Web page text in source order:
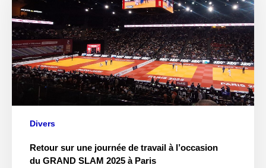
Divers
Retour sur une journée de travail à l’occasion
du GRAND SLAM 2025 à Paris